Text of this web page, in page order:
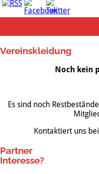
Vereinskleidung
Noch kein
Es sind noch
Kontaktiert uns
Partner
Interesse?